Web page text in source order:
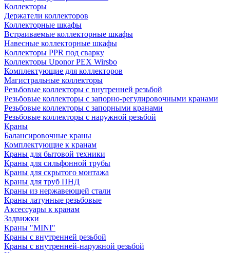
Коллекторы
Держатели коллекторов
Коллекторные шкафы
Встраиваемые коллекторные шкафы
Навесные коллекторные шкафы
Коллекторы PPR под сварку
Коллекторы Uponor PEX Wirsbo
Комплектующие для коллекторов
Магистральные коллекторы
Резьбовые коллекторы с внутренней резьбой
Резьбовые коллекторы с запорно-регулировочными кранами
Резьбовые коллекторы с запорными кранами
Резьбовые коллекторы с наружной резьбой
Краны
Балансировочные краны
Комплектующие к кранам
Краны для бытовой техники
Краны для сильфонной трубы
Краны для скрытого монтажа
Краны для труб ПНД
Краны из нержавеющей стали
Краны латунные резьбовые
Аксессуары к кранам
Задвижки
Краны "MINI"
Краны с внутренней резьбой
Краны с внутренней-наружной резьбой